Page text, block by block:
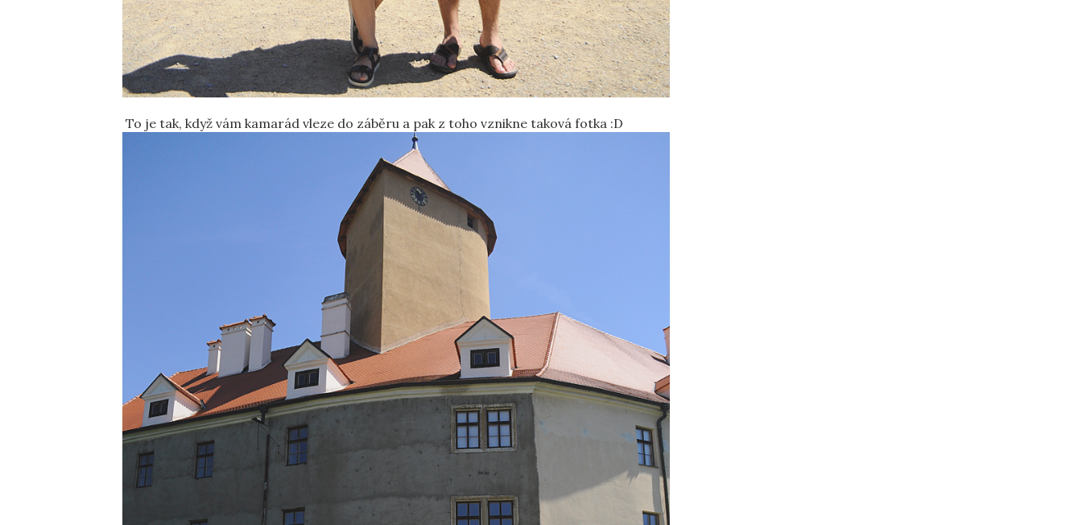
To je tak, když vám kamarád vleze do záběru a pak z toho vznikne taková fotka :D